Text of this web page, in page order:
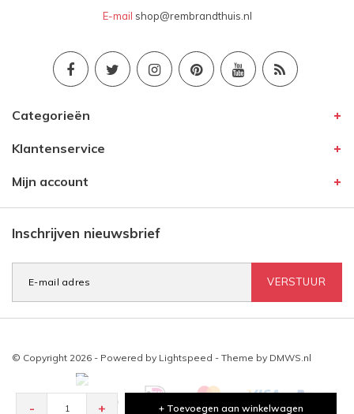
- + + Toevoegen aan winkelwagen
E-mail shop@rembrandthuis.nl
Categorieën
Klantenservice
Mijn account
Inschrijven nieuwsbrief
VERSTUUR
© Copyright 2026 - Powered by Lightspeed - Theme by DMWS.nl